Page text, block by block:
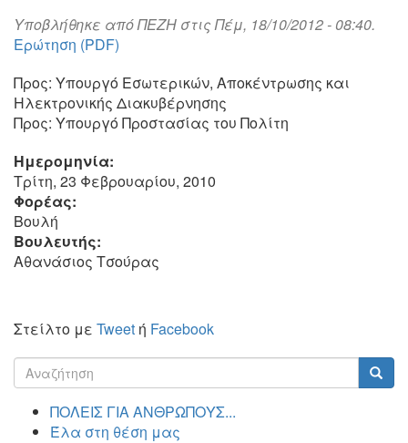
Υποβλήθηκε απόΠΕΖΗ στις Πέμ, 18/10/2012 - 08:40.
Ερώτηση (PDF)
Προς: Υπουργό Εσωτερικών, Αποκέντρωσης και
Ηλεκτρονικής Διακυβέρνησης
Προς: Υπουργό Προστασίας του Πολίτη
Ημερομηνία:
Τρίτη, 23 Φεβρουαρίου, 2010
Φορέας:
Βουλή
Βουλευτής:
Αθανάσιος Τσούρας
Στείλτο με Tweet ή Facebook
Φόρμα
αναζήτησης
ΠΟΛΕΙΣ ΓΙΑ ΑΝΘΡΩΠΟΥΣ...
Έλα στη θέση μας